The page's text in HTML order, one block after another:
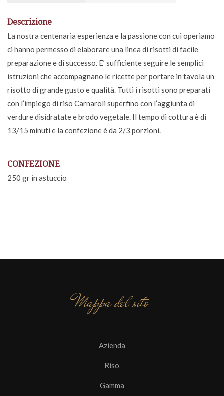
Descrizione
La nostra centenaria esperienza e la passione con cui operiamo
ci hanno permesso di elaborare una linea di risotti di facile
preparazione e di successo. E’ sufficiente seguire le semplici
istruzioni che accompagnano le ricette per portare in tavola un
risotto di grande gusto e qualità. Tutti i risotti sono preparati
con l’impiego di riso Carnaroli superfino con l’aggiunta di
verdure disidratate e brodo vegetale. Il tempo di cottura è di
13/15 minuti e la confezione è da 2/3 porzioni.
CONFEZIONE
250 gr in astuccio
Mappa del sito
Azienda
Riso
Gamma